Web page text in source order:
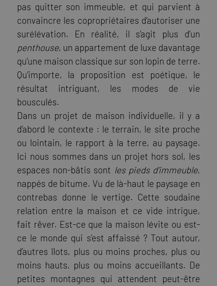
pas quitter son immeuble, et qui parvient à
convaincre les copropriétaires d’autoriser une
surélévation. En réalité, il s’agit plus d’un
penthouse, un appartement de luxe davantage
qu’une maison classique sur son lopin de terre.
Qu’importe, la proposition est poétique, le
résultat intriguant, les modes de vie
bousculés.
Dans un projet de maison individuelle, il y a
d’abord le contexte : le terrain, le site proche
ou lointain, le rapport à la terre, au paysage.
Ici nous sommes dans un projet hors sol, les
espaces non-bâtis sont les pieds d’immeuble,
nappés de bitume. Vu de là-haut le paysage en
contrebas donne le vertige. Cette soudaine
relation entre la maison et ce vide intrigue,
fait rêver. Est-ce que la maison lévite ou est-
ce le monde qui s’est affaissé ? Tout autour,
d’autres îlots, plus ou moins proches, plus ou
moins hauts, plus ou moins accueillants. De
petites montagnes qui attendent peut-être